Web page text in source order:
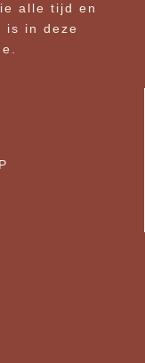
alle tijd en
is in deze